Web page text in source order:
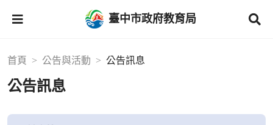
臺中市政府教育局
首頁 公告與活動 公告訊息
公告訊息